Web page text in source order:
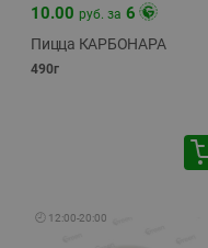
10.00 руб. за 6
Пицца КАРБОНАРА
490г
🕘 12:00-20:00